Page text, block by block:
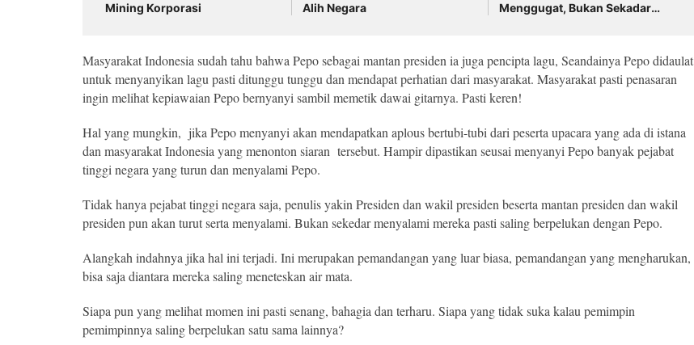
Mining Korporasi
Alih Negara
Menggugat, Bukan Sekadar
Masyarakat Indonesia sudah tahu bahwa Pepo sebagai mantan presiden ia juga pencipta lagu, Seandainya Pepo didaulat
untuk menyanyikan lagu pasti ditunggu tunggu dan mendapat perhatian dari masyarakat. Masyarakat pasti penasaran
ingin melihat kepiawaian Pepo bernyanyi sambil memetik dawai gitarnya. Pasti keren!
Hal yang mungkin, jika Pepo menyanyi akan mendapatkan aplous bertubi-tubi dari peserta upacara yang ada di istana
dan masyarakat Indonesia yang menonton siaran tersebut. Hampir dipastikan seusai menyanyi Pepo banyak pejabat
tinggi negara yang turun dan menyalami Pepo.
Tidak hanya pejabat tinggi negara saja, penulis yakin Presiden dan wakil presiden beserta mantan presiden dan wakil
presiden pun akan turut serta menyalami. Bukan sekedar menyalami mereka pasti saling berpelukan dengan Pepo.
Alangkah indahnya jika hal ini terjadi. Ini merupakan pemandangan yang luar biasa, pemandangan yang mengharukan,
bisa saja diantara mereka saling meneteskan air mata.
Siapa pun yang melihat momen ini pasti senang, bahagia dan terharu. Siapa yang tidak suka kalau pemimpin
pemimpinnya saling berpelukan satu sama lainnya?